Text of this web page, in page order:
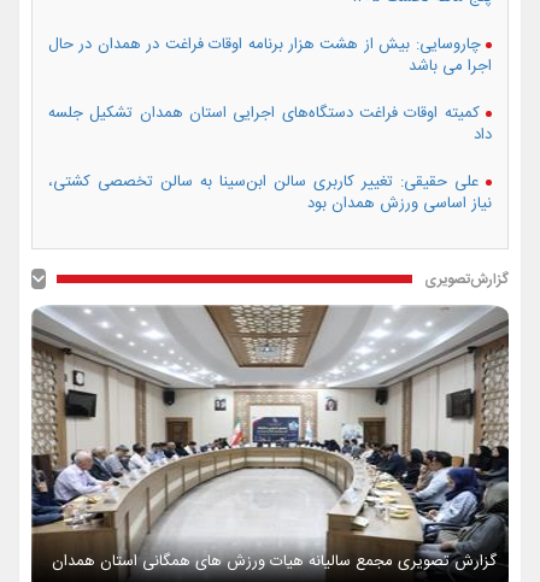
چاروسایی: بیش از هشت هزار برنامه اوقات فراغت در همدان در حال
اجرا می باشد
کمیته اوقات فراغت دستگاه‌های اجرایی استان همدان تشکیل جلسه
داد
علی حقیقی: تغییر کاربری سالن ابن‌سینا به سالن تخصصی کشتی،
نیاز اساسی ورزش همدان بود
گزارش‌تصویری
گزارش تصویری مجمع سالیانه هیات ورزش های همگانی استان همدان